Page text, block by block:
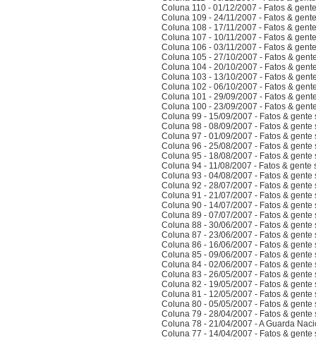
Coluna 110 - 01/12/2007 - Fatos &
Coluna 109 - 24/11/2007 - Fatos &
Coluna 108 - 17/11/2007 - Fatos &
Coluna 107 - 10/11/2007 - Fatos &
Coluna 106 - 03/11/2007 - Fatos &
Coluna 105 - 27/10/2007 - Fatos &
Coluna 104 - 20/10/2007 - Fatos &
Coluna 103 - 13/10/2007 - Fatos &
Coluna 102 - 06/10/2007 - Fatos &
Coluna 101 - 29/09/2007 - Fatos &
Coluna 100 - 23/09/2007 - Fatos &
Coluna 99 - 15/09/2007 - Fatos &
Coluna 98 - 08/09/2007 - Fatos &
Coluna 97 - 01/09/2007 - Fatos &
Coluna 96 - 25/08/2007 - Fatos &
Coluna 95 - 18/08/2007 - Fatos &
Coluna 94 - 11/08/2007 - Fatos &
Coluna 93 - 04/08/2007 - Fatos &
Coluna 92 - 28/07/2007 - Fatos &
Coluna 91 - 21/07/2007 - Fatos &
Coluna 90 - 14/07/2007 - Fatos &
Coluna 89 - 07/07/2007 - Fatos &
Coluna 88 - 30/06/2007 - Fatos &
Coluna 87 - 23/06/2007 - Fatos &
Coluna 86 - 16/06/2007 - Fatos &
Coluna 85 - 09/06/2007 - Fatos &
Coluna 84 - 02/06/2007 - Fatos &
Coluna 83 - 26/05/2007 - Fatos &
Coluna 82 - 19/05/2007 - Fatos &
Coluna 81 - 12/05/2007 - Fatos &
Coluna 80 - 05/05/2007 - Fatos &
Coluna 79 - 28/04/2007 - Fatos &
Coluna 78 - 21/04/2007 - A Guarda
Coluna 77 - 14/04/2007 - Fatos &